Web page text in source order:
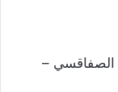
الصفاقسي –